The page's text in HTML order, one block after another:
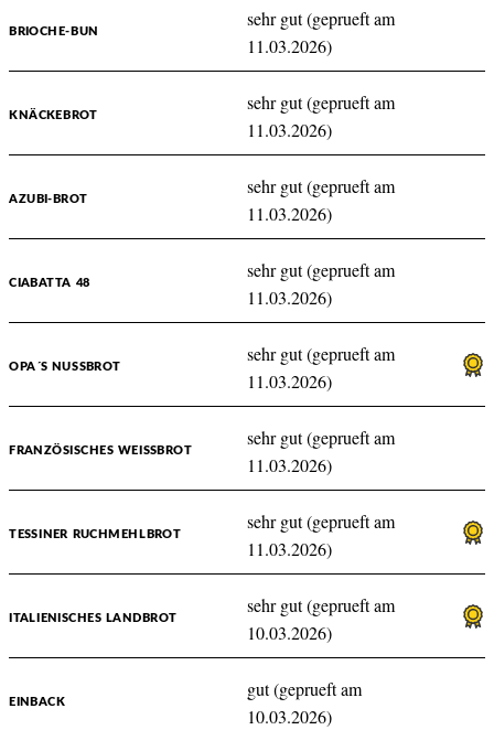
BRIOCHE-BUN
sehr gut (geprueft am
11.03.2026)
KNÄCKEBROT
sehr gut (geprueft am
11.03.2026)
AZUBI-BROT
sehr gut (geprueft am
11.03.2026)
CIABATTA 48
sehr gut (geprueft am
11.03.2026)
OPA´S NUSSBROT
sehr gut (geprueft am
11.03.2026)
FRANZÖSISCHES WEISSBROT
sehr gut (geprueft am
11.03.2026)
TESSINER RUCHMEHLBROT
sehr gut (geprueft am
11.03.2026)
ITALIENISCHES LANDBROT
sehr gut (geprueft am
10.03.2026)
EINBACK
gut (geprueft am
10.03.2026)